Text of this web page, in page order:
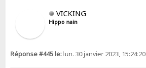
VICKING
Hippo nain
Réponse #445 le:lun. 30 janvier 2023, 15:24:20